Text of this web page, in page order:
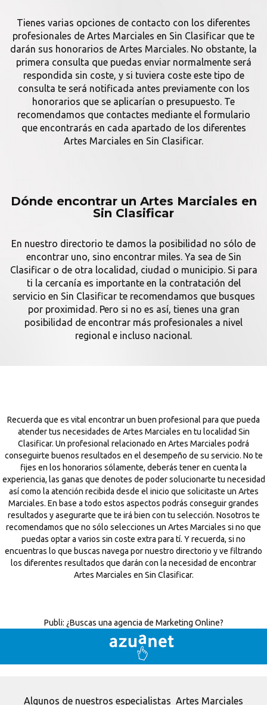
Tienes varias opciones de contacto con los diferentes
profesionales de Artes Marciales en Sin Clasificar que te
darán sus honorarios de Artes Marciales. No obstante, la
primera consulta que puedas enviar normalmente será
respondida sin coste, y si tuviera coste este tipo de
consulta te será notificada antes previamente con los
honorarios que se aplicarían o presupuesto. Te
recomendamos que contactes mediante el formulario
que encontrarás en cada apartado de los diferentes
Artes Marciales en Sin Clasificar.
Dónde encontrar un Artes Marciales en
Sin Clasificar
En nuestro directorio te damos la posibilidad no sólo de
encontrar uno, sino encontrar miles. Ya sea de Sin
Clasificar o de otra localidad, ciudad o municipio. Si para
ti la cercanía es importante en la contratación del
servicio en Sin Clasificar te recomendamos que busques
por proximidad. Pero si no es así, tienes una gran
posibilidad de encontrar más profesionales a nivel
regional e incluso nacional.
Recuerda que es vital encontrar un buen profesional para que pueda
atender tus necesidades de Artes Marciales en tu localidad Sin
Clasificar. Un profesional relacionado en Artes Marciales podrá
conseguirte buenos resultados en el desempeño de su servicio. No te
fijes en los honorarios sólamente, deberás tener en cuenta la
experiencia, las ganas que denotes de poder solucionarte tu necesidad
así como la atención recibida desde el inicio que solicitaste un Artes
Marciales. En base a todo estos aspectos podrás conseguir grandes
resultados y asegurarte que te irá bien con tu selección. Nosotros te
recomendamos que no sólo selecciones un Artes Marciales si no que
puedas optar a varios sin coste extra para tí. Y recuerda, si no
encuentras lo que buscas navega por nuestro directorio y ve filtrando
los diferentes resultados que darán con la necesidad de encontrar
Artes Marciales en Sin Clasificar.
Publi: ¿Buscas una agencia de Marketing Online?
Algunos de nuestros especialistas Artes Marciales